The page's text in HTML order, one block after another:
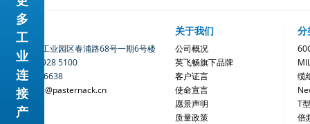
联系我们
地址：苏州工业园区春浦路68号一期6号楼
电话：400 928 5100
0512-6280 6638
电邮：sales@pasternack.cn
关于我们
公司概况
英飞畅旗下品牌
客户证言
使命宣言
愿景声明
质量政策
分
缆
T
倍
多
工
业
连
接
产